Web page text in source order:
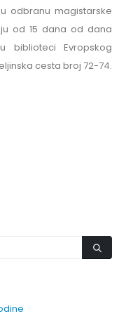
odbranu magistarske
od 15 dana od dana
biblioteci Evropskog
cesta broj 72-74.